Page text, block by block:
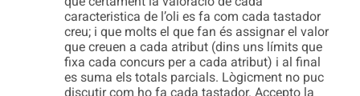
caracteristica de l’oli es fa com cada tastador
creu; i que molts el que fan és assignar el valor
que creuen a cada atribut (dins uns límits que
fixa cada concurs per a cada atribut) i al final
es suma els totals parcials. Lògicment no puc
discutir com ho fa cada tastador. Accepto la